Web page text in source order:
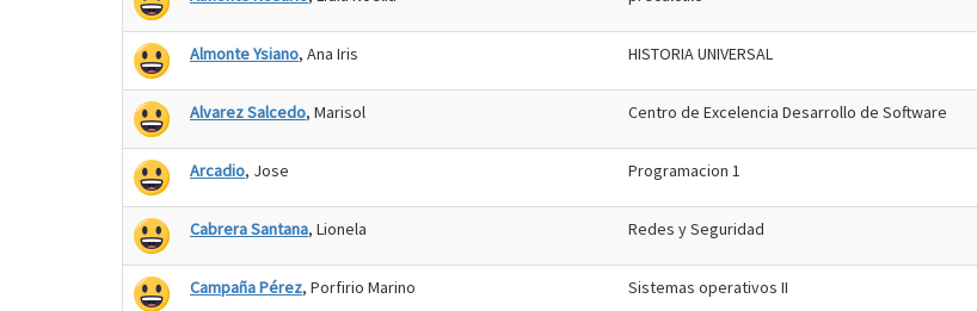
Almonte Ysiano, Ana Iris HISTORIA UNIVERSAL
Alvarez Salcedo, Marisol Centro de Excelencia Desarrollo de Software
Arcadio, Jose Programacion 1
Cabrera Santana, Lionela Redes y Seguridad
Campaña Pérez, Porfirio Marino Sistemas operativos II